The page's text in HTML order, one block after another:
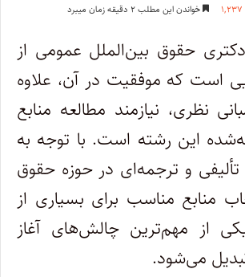
۱,۲۳۷ خواندن این مطلب ۲ دقیقه زمان میبرد
حقوق بین‌الملل عمومی از
است که موفقیت در آن، علاوه
نظری، نیازمند مطالعه منابع
این رشته است. با توجه به
و ترجمه‌ای در حوزه حقوق
منابع مناسب برای بسیاری از
از مهم‌ترین چالش‌های آغاز
می‌شود.